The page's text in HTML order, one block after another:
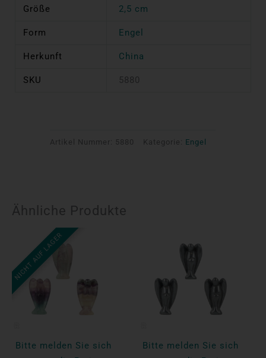
Größe 2,5 cm
Form Engel
Herkunft China
SKU 5880
Artikel Nummer: 5880 Kategorie: Engel
Ähnliche Produkte
NICHT AUF LAGER
Bitte melden Sie sich
Bitte melden Sie sich